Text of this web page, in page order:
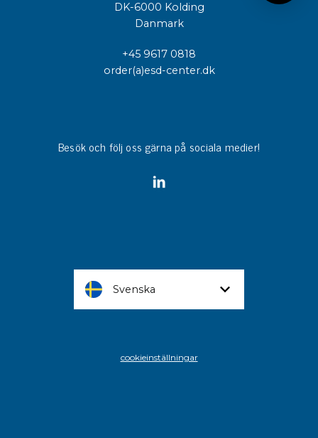
DK-6000 Kolding
Danmark
+45 9617 0818
order(a)esd-center.dk
Besök och följ oss gärna på sociala medier!
Svenska
cookieinställningar